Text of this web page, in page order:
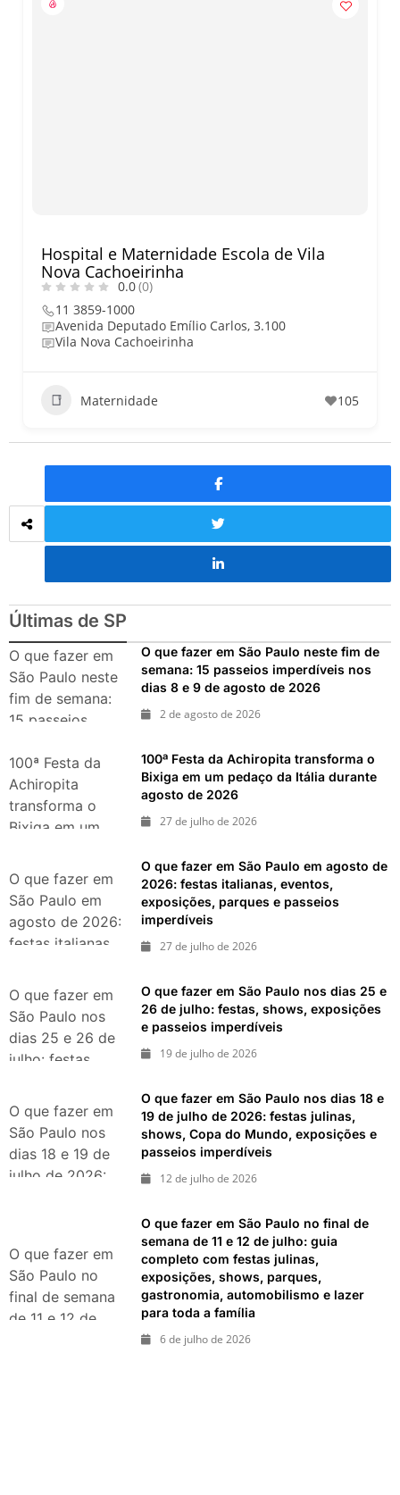
e lazer para toda a família
Hospital e Maternidade Escola de Vila
Nova Cachoeirinha
0.0(0)
11 3859-1000
Avenida Deputado Emílio Carlos, 3.100
Vila Nova Cachoeirinha
Maternidade 105
Últimas de SP
O que fazer em
São Paulo neste
fim de semana:
15 passeios
dias 8 e 9 de
agosto de 2026
O que fazer em São Paulo neste fim de
semana: 15 passeios imperdíveis nos
dias 8 e 9 de agosto de 2026
2 de agosto de 2026
100ª Festa da
Achiropita
transforma o
Bixiga em um
durante agosto
de 2026
100ª Festa da Achiropita transforma o
Bixiga em um pedaço da Itália durante
agosto de 2026
27 de julho de 2026
O que fazer em
São Paulo em
agosto de 2026:
festas italianas,
exposições,
parques e
passeios
imperdíveis
O que fazer em São Paulo em agosto de
2026: festas italianas, eventos,
exposições, parques e passeios
imperdíveis
27 de julho de 2026
O que fazer em
São Paulo nos
dias 25 e 26 de
julho: festas,
exposições e
passeios
imperdíveis
O que fazer em São Paulo nos dias 25 e
26 de julho: festas, shows, exposições
e passeios imperdíveis
19 de julho de 2026
O que fazer em
São Paulo nos
dias 18 e 19 de
julho de 2026:
exposições e
passeios
imperdíveis
O que fazer em São Paulo nos dias 18 e
19 de julho de 2026: festas julinas,
shows, Copa do Mundo, exposições e
passeios imperdíveis
12 de julho de 2026
O que fazer em
São Paulo no
final de semana
de 11 e 12 de
O que fazer em São Paulo no final de
semana de 11 e 12 de julho: guia
completo com festas julinas,
exposições, shows, parques,
gastronomia, automobilismo e lazer
para toda a família
6 de julho de 2026